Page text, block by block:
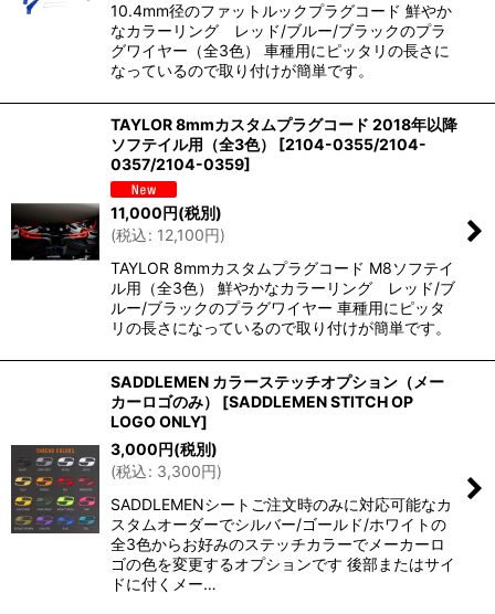
10.4mm径のファットルックプラグコード 鮮やか
なカラーリング レッド/ブルー/ブラックのプラ
グワイヤー（全3色） 車種用にピッタリの長さに
なっているので取り付けが簡単です。
TAYLOR 8mmカスタムプラグコード 2018年以降
ソフテイル用（全3色）
[2104-0355/2104-
0357/2104-0359]
11,000円(税別)
(税込: 12,100円)
TAYLOR 8mmカスタムプラグコード M8ソフテイ
ル用（全3色） 鮮やかなカラーリング レッド/ブ
ルー/ブラックのプラグワイヤー 車種用にピッタ
リの長さになっているので取り付けが簡単です。
SADDLEMEN カラーステッチオプション（メー
カーロゴのみ）
[SADDLEMEN STITCH OP
LOGO ONLY]
3,000円(税別)
(税込: 3,300円)
SADDLEMENシートご注文時のみに対応可能なカ
スタムオーダーでシルバー/ゴールド/ホワイトの
全3色からお好みのステッチカラーでメーカーロ
ゴの色を変更するオプションです 後部またはサイ
ドに付くメー…